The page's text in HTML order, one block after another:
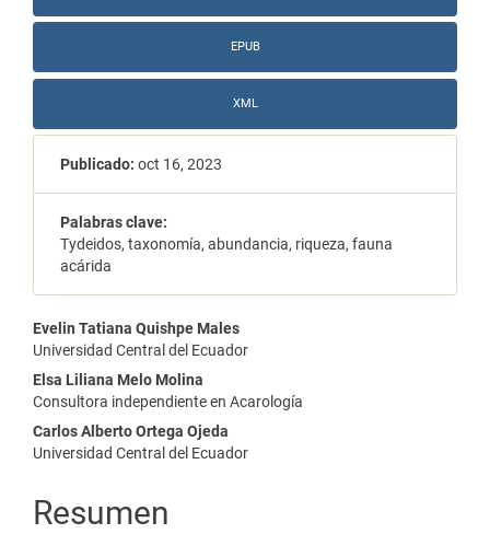
EPUB
XML
Publicado: oct 16, 2023
Palabras clave:
Tydeidos, taxonomía, abundancia, riqueza, fauna
acárida
Contenido
principal
del
artículo
Evelin Tatiana Quishpe Males
Universidad Central del Ecuador
Elsa Liliana Melo Molina
Consultora independiente en Acarología
Carlos Alberto Ortega Ojeda
Universidad Central del Ecuador
Resumen